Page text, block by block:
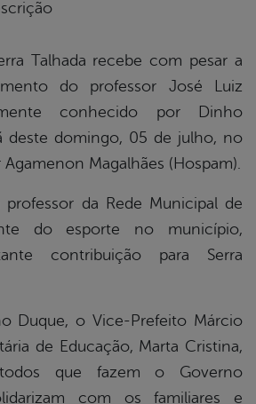
Talhada recebe com pesar a
do professor José Luiz
conhecido por Dinho
deste domingo, 05 de julho, no
Agamenon Magalhães (Hospam).
da Rede Municipal de
do esporte no município,
contribuição para Serra
Duque, o Vice-Prefeito Márcio
de Educação, Marta Cristina,
que fazem o Governo
com os familiares e